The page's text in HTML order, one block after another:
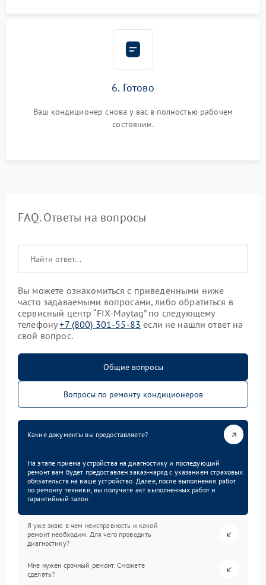
6. Готово
Ваш кондиционер снова у вас в полностью рабочем
состоянии.
FAQ. Ответы на вопросы
Вы можете ознакомиться с приведенными ниже
часто задаваемыми вопросами, либо обратиться в
сервисный центр “FIX-Maytag” по следующему
телефону+7 (800) 301-55-83 если не нашли ответ на
свой вопрос.
Общие вопросы
Вопросы по ремонту кондиционеров
Какие документы вы предоставляете?
На этапе приема устройства на диагностику и последующий
ремонт вам будет предоставлен заказ-наряд с указанием страховых
обязательств на ваше устройство. Далее, после выполнения работ
по ремонту техники, вы получите акт выполненных работ и
гарантийный талон.
Я уже знаю в чем неисправность и какой
ремонт необходим. Для чего проводить
диагностику?
Мне нужен срочный ремонт. Сможете
сделать?